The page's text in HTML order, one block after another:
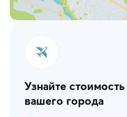
Узнайте
вашего города